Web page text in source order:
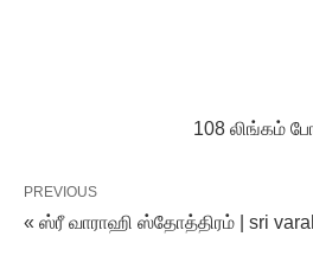
108 லிங்கம்
PREVIOUS
« ஸ்ரீ வாராஹி ஸ்தோத்திரம் | sri